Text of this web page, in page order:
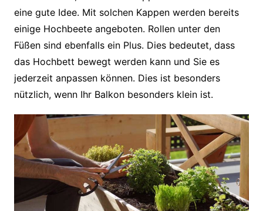
eine gute Idee. Mit solchen Kappen werden bereits
einige Hochbeete angeboten. Rollen unter den
Füßen sind ebenfalls ein Plus. Dies bedeutet, dass
das Hochbett bewegt werden kann und Sie es
jederzeit anpassen können. Dies ist besonders
nützlich, wenn Ihr Balkon besonders klein ist.